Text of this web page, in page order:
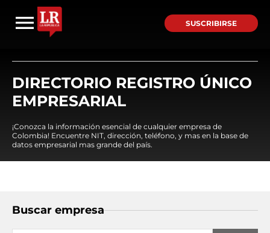
SUSCRIBIRSE
DIRECTORIO REGISTRO ÚNICO
EMPRESARIAL
¡Conozca la información esencial de cualquier empresa de
Colombia! Encuentre NIT, dirección, teléfono, y mas en la base de
datos empresarial mas grande del país.
Buscar empresa